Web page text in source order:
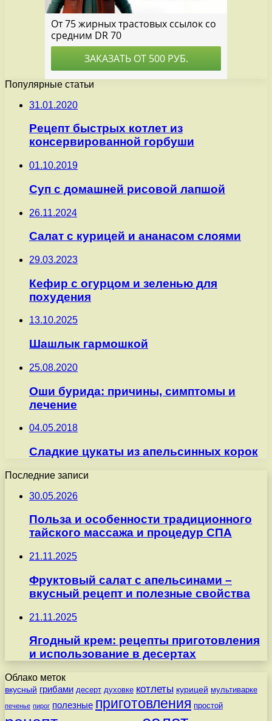
Популярные статьи
31.01.2020
Рецепт быстрых котлет из
консервированной горбуши
01.10.2019
Суп с домашней рисовой лапшой
26.11.2024
Салат с курицей и ананасом слоями
29.03.2023
Кефир с огурцом и зеленью для
похудения
13.10.2025
Шашлык гармошкой
25.08.2020
Оши бурида: причины, симптомы и
лечение
04.05.2018
Сладкие цукаты из апельсинных корок
Последние записи
30.05.2026
Польза и особенности традиционного
тайского массажа и процедур СПА
21.11.2025
Фруктовый салат с апельсинами –
вкусный рецепт и полезные свойства
21.11.2025
Ягодный крем: рецепты приготовления
и использование в десертах
Облако меток
вкусный грибами десерт духовке котлеты курицей мультиварке
печенье пирог полезные приготовления простой